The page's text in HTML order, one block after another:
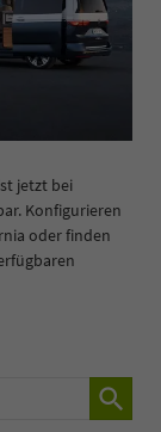
jetzt bei
Konfigurieren
oder finden